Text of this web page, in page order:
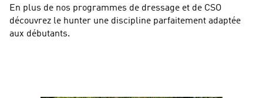
En plus de nos programmes de dressage et de CSO
découvrez le hunter une discipline parfaitement adaptée
aux débutants.